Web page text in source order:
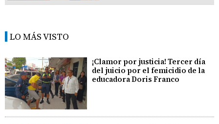
LO MÁS VISTO
¡Clamor por justicia! Tercer día
del juicio por el femicidio de la
educadora Doris Franco